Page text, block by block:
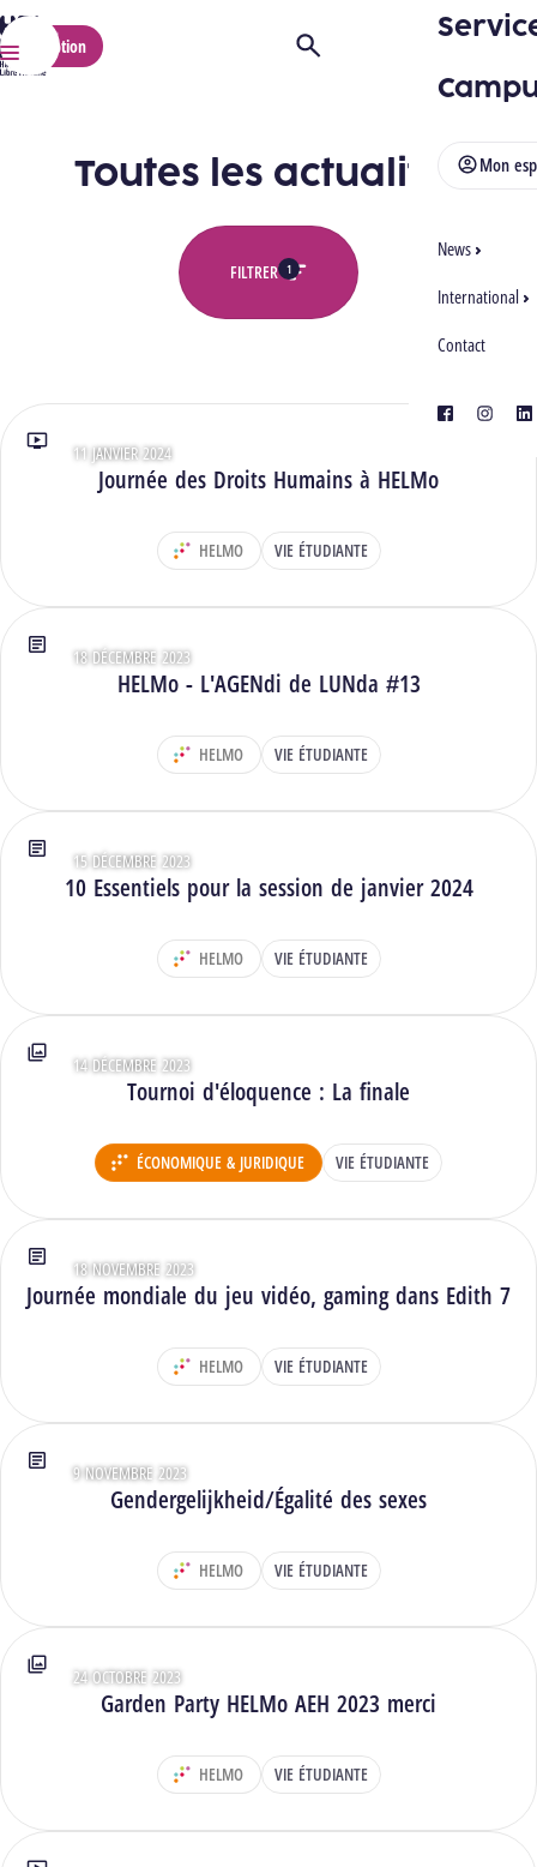
HELMo
Menu
Mon
News
International
Contact
facebook
Inscription Ouvrir/Fermer la recherche
Toutes les actualités
FILTRER 1
Journée des Droits Humains à HELMo
Type : Vidéos
11 JANVIER 2024
DÉPARTEMENT :
HELMO VIE ÉTUDIANTE
HELMo - L'AGENdi de LUNda #13
Type : Articles
18 DÉCEMBRE 2023
DÉPARTEMENT :
HELMO VIE ÉTUDIANTE
10 Essentiels pour la session de janvier 2024
Type : Articles
15 DÉCEMBRE 2023
DÉPARTEMENT :
HELMO VIE ÉTUDIANTE
Tournoi d'éloquence : La finale
Type : Photos
14 DÉCEMBRE 2023
DÉPARTEMENT :
ÉCONOMIQUE & JURIDIQUE VIE ÉTUDIANTE
Journée mondiale du jeu vidéo, gaming dans Edith 7
Type : Articles
18 NOVEMBRE 2023
DÉPARTEMENT :
HELMO VIE ÉTUDIANTE
Gendergelijkheid/Égalité des sexes
Type : Articles
9 NOVEMBRE 2023
DÉPARTEMENT :
HELMO VIE ÉTUDIANTE
Garden Party HELMo AEH 2023 merci
Type : Photos
24 OCTOBRE 2023
DÉPARTEMENT :
HELMO VIE ÉTUDIANTE